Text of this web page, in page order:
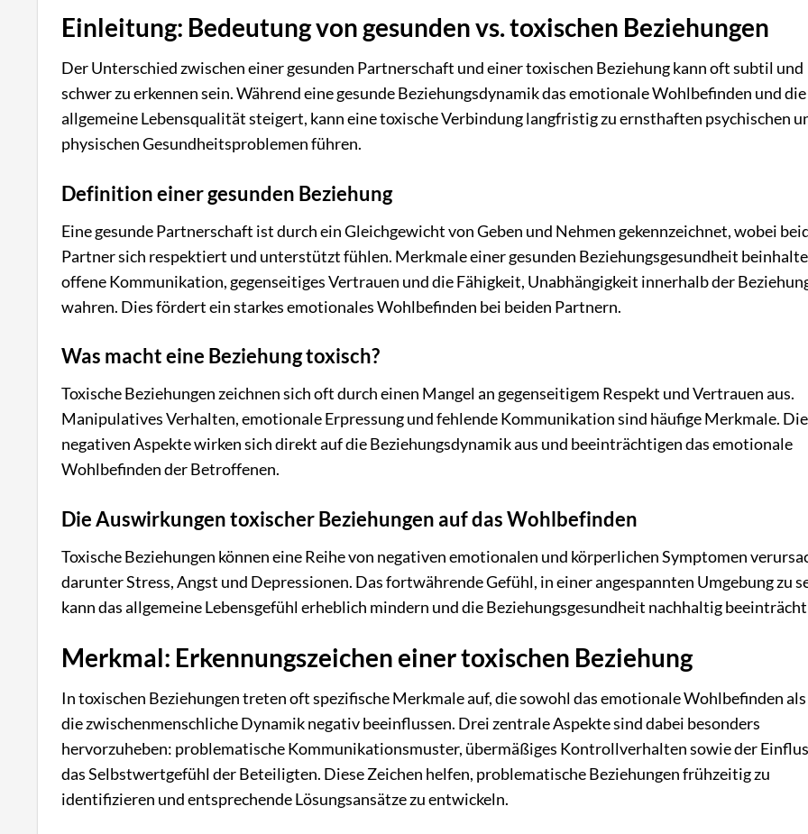
Einleitung: Bedeutung von gesunden vs. toxischen Beziehungen
Der Unterschied zwischen einer gesunden Partnerschaft und einer toxischen Beziehung kann oft subtil und
schwer zu erkennen sein. Während eine gesunde Beziehungsdynamik das emotionale Wohlbefinden und die
allgemeine Lebensqualität steigert, kann eine toxische Verbindung langfristig zu ernsthaften psychischen
physischen Gesundheitsproblemen führen.
Definition einer gesunden Beziehung
Eine gesunde Partnerschaft ist durch ein Gleichgewicht von Geben und Nehmen gekennzeichnet, wobei
Partner sich respektiert und unterstützt fühlen. Merkmale einer gesunden Beziehungsgesundheit
offene Kommunikation, gegenseitiges Vertrauen und die Fähigkeit, Unabhängigkeit innerhalb der
wahren. Dies fördert ein starkes emotionales Wohlbefinden bei beiden Partnern.
Was macht eine Beziehung toxisch?
Toxische Beziehungen zeichnen sich oft durch einen Mangel an gegenseitigem Respekt und Vertrauen aus.
Manipulatives Verhalten, emotionale Erpressung und fehlende Kommunikation sind häufige Merkmale.
negativen Aspekte wirken sich direkt auf die Beziehungsdynamik aus und beeinträchtigen das emotionale
Wohlbefinden der Betroffenen.
Die Auswirkungen toxischer Beziehungen auf das Wohlbefinden
Toxische Beziehungen können eine Reihe von negativen emotionalen und körperlichen Symptomen
darunter Stress, Angst und Depressionen. Das fortwährende Gefühl, in einer angespannten Umgebung zu
kann das allgemeine Lebensgefühl erheblich mindern und die Beziehungsgesundheit nachhaltig
Merkmal: Erkennungszeichen einer toxischen Beziehung
In toxischen Beziehungen treten oft spezifische Merkmale auf, die sowohl das emotionale Wohlbefinden als
die zwischenmenschliche Dynamik negativ beeinflussen. Drei zentrale Aspekte sind dabei besonders
hervorzuheben: problematische Kommunikationsmuster, übermäßiges Kontrollverhalten sowie der
das Selbstwertgefühl der Beteiligten. Diese Zeichen helfen, problematische Beziehungen frühzeitig zu
identifizieren und entsprechende Lösungsansätze zu entwickeln.